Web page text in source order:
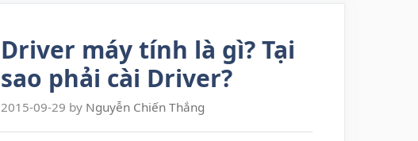
Driver máy tính là gì? Tại
sao phải cài Driver?
2015-09-29 by Nguyễn Chiến Thắng